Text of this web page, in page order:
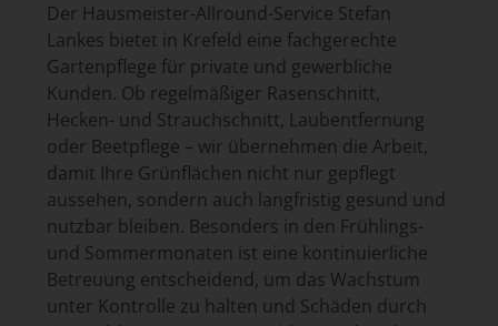
Der Hausmeister-Allround-Service Stefan
Lankes bietet in Krefeld eine fachgerechte
Gartenpflege für private und gewerbliche
Kunden. Ob regelmäßiger Rasenschnitt,
Hecken- und Strauchschnitt, Laubentfernung
oder Beetpflege – wir übernehmen die Arbeit,
damit Ihre Grünflächen nicht nur gepflegt
aussehen, sondern auch langfristig gesund und
nutzbar bleiben. Besonders in den Frühlings-
und Sommermonaten ist eine kontinuierliche
Betreuung entscheidend, um das Wachstum
unter Kontrolle zu halten und Schäden durch